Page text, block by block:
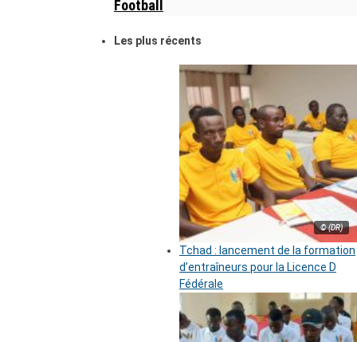
Football
Les plus récents
© (DR)
Tchad : lancement de la formation
d’entraîneurs pour la Licence D
Fédérale